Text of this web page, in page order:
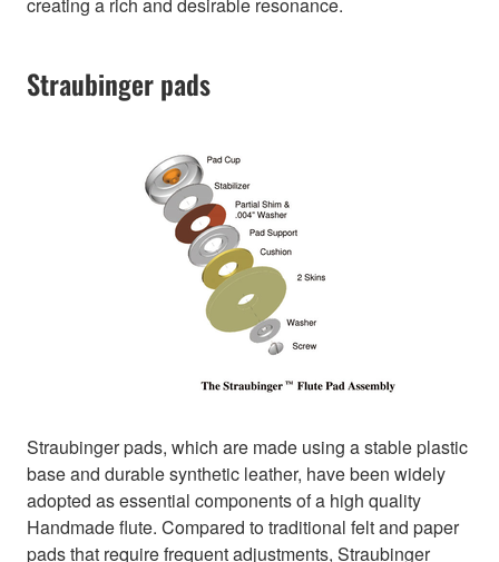
creating a rich and desirable resonance.
Straubinger pads
Straubinger pads, which are made using a stable plastic
base and durable synthetic leather, have been widely
adopted as essential components of a high quality
Handmade flute. Compared to traditional felt and paper
pads that require frequent adjustments, Straubinger